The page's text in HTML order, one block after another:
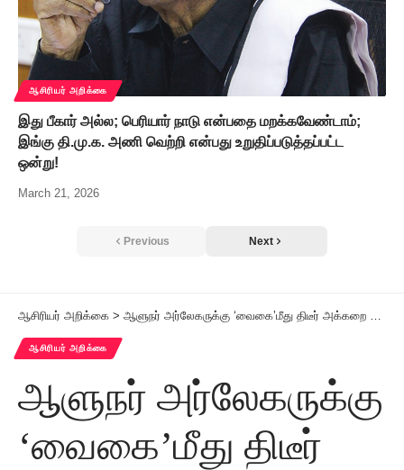
ஆசிரியர் அறிக்கை
இது பீகார் அல்ல; பெரியார் நாடு என்பதை மறக்கவேண்டாம்;
இங்கு தி.மு.க. அணி வெற்றி என்பது உறுதிப்படுத்தப்பட்ட
ஒன்று!
March 21, 2026
Previous Next
ஆசிரியர் அறிக்கை > ஆளுநர் அர்லேகருக்கு ‘வைகை’மீது திடீர் அக்கறை ஏன்?
ஆசிரியர் அறிக்கை
ஆளுநர் அர்லேகருக்கு
‘வைகை’மீது திடீர்